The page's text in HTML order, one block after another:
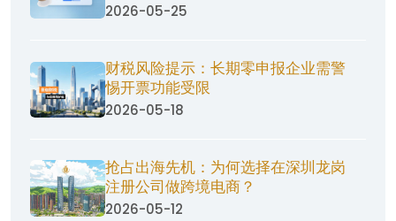
2026-05-25
财税风险提示：长期零申报企业需警
惕开票功能受限
2026-05-18
抢占出海先机：为何选择在深圳龙岗
注册公司做跨境电商？
2026-05-12